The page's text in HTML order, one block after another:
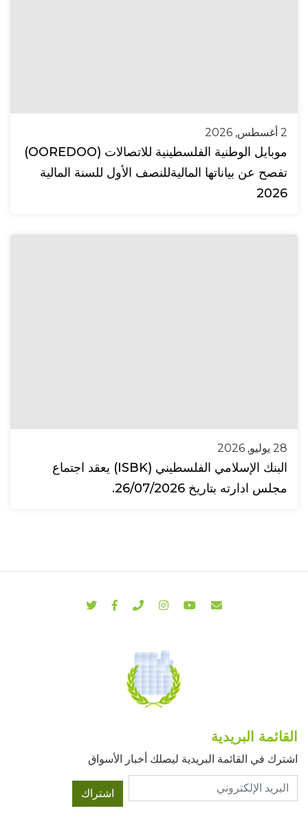
2 أغسطس, 2026
موبايل الوطنية الفلسطينية للاتصالات (OOREDOO)
تفصح عن بياناتها الماليةللنصف الأول للسنة المالية
2026
28 يوليو, 2026
البنك الإسلامي الفلسطيني (ISBK) يعقد اجتماع
مجلس ادارته بتاريخ 26/07/2026.
القائمة البريدية
اشترك في القائمة البريدية ليصلك أخبار الأسواق
اشتراك